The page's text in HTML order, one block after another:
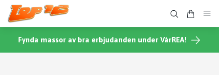
Fynda massor av bra erbjudanden under VårREA!